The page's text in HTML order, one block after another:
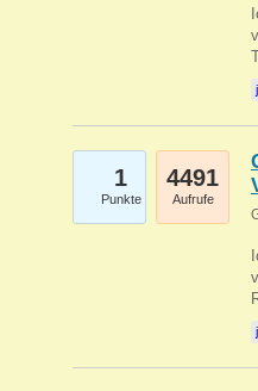
1
Punkte
4491
Aufrufe